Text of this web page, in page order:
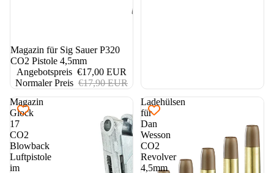
5%
Magazin für Sig Sauer P320
CO2 Pistole 4,5mm
Angebotspreis €17,00 EUR
Normaler Preis €17,90 EUR
Magazin
Glock
17
CO2
Blowback
Luftpistole
im
Ladehülsen
für
Dan
Wesson
CO2
Revolver
4,5mm